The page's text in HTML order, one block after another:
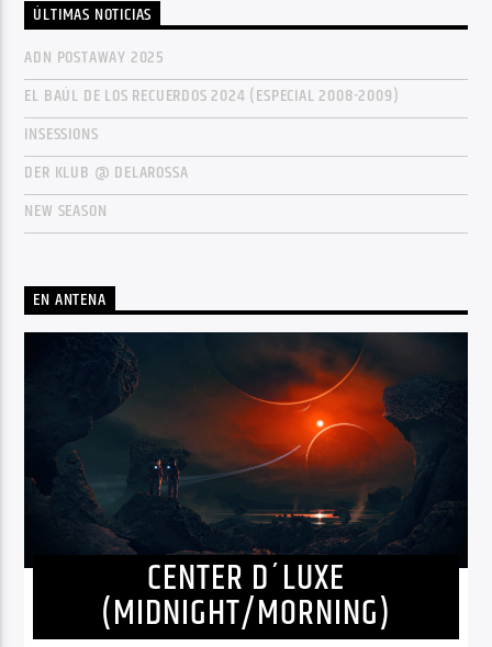
ÚLTIMAS NOTICIAS
ADN POSTAWAY 2025
EL BAÚL DE LOS RECUERDOS 2024 (ESPECIAL 2008-2009)
INSESSIONS
DER KLUB @ DELAROSSA
NEW SEASON
EN ANTENA
CENTER D´LUXE
(MIDNIGHT/MORNING)